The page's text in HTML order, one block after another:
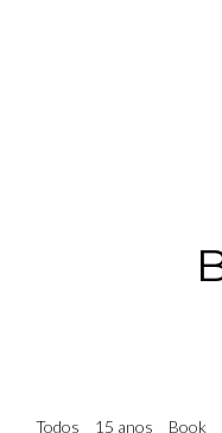
Todos 15 anos Book
BOOK 15 ANOS